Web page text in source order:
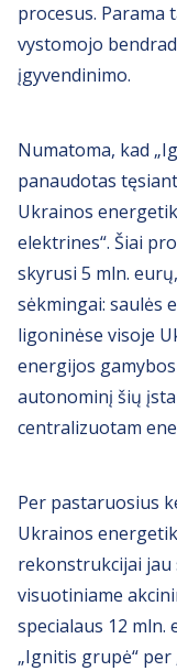
procesus. Parama
vystomojo
įgyvendinimo.
Numatoma, kad
panaudotas
Ukrainos
elektrines“. Šiai
skyrusi 5 mln.
sėkmingai: saulės
ligoninėse visoje
energijos
autonominį šių
centralizuotam
Per pastaruosius
Ukrainos
rekonstrukcijai jau
visuotiniame
specialaus 12
„Ignitis grupė“